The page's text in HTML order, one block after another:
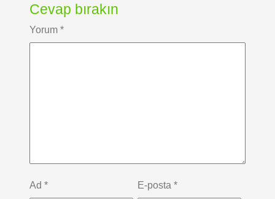
Cevap bırakın
Yorum *
Ad * E-posta *